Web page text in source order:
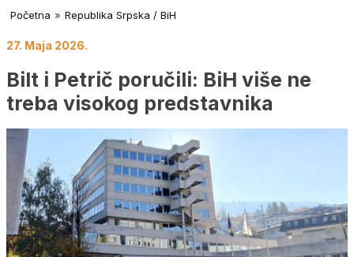
Početna » Republika Srpska / BiH
27. Maja 2026.
Bilt i Petrič poručili: BiH više ne
treba visokog predstavnika